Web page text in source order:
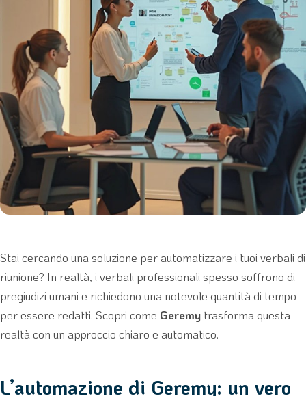
Stai cercando una soluzione per automatizzare i tuoi verbali di
riunione? In realtà, i verbali professionali spesso soffrono di
pregiudizi umani e richiedono una notevole quantità di tempo
per essere redatti. Scopri come Geremy trasforma questa
realtà con un approccio chiaro e automatico.
L’automazione di Geremy: un vero